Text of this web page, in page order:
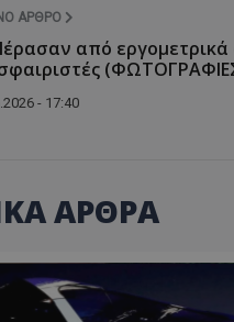
ΆΡΘΡΟ
από εργομετρικά
- 17:40
ΑΡΘΡΑ